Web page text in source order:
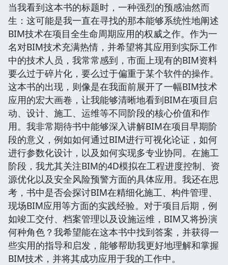
当我看到这本书的标题时，一种强烈的预感油然而
生：这可能是我一直在寻找的那本能够系统性地阐述
BIM技术在项目全生命周期应用的权威之作。作为一
名对BIM技术充满热情，并希望将其应用到实际工作
中的技术人员，我常常感到，市面上现有的BIM资料
要么过于碎片化，要么过于偏重于某个软件的操作。
这本书的出现，则像是在我面前展开了一幅BIM技术
应用的宏大画卷，让我能够清晰地看到BIM在项目启
动、设计、施工、运维等不同阶段的核心价值和作
用。我非常期待书中能够深入讲解BIM在项目早期阶
段的意义，例如如何通过BIM进行可视化论证，如何
进行参数化设计，以及如何实现多专业协同。在施工
阶段，我尤其关注BIM的4D模拟在工程进度控制、资
源优化以及安全风险预警方面的具体应用。我还在思
考，书中是否会探讨BIM在精细化施工、构件管理、
现场BIM应用等方面的实践经验。对于项目后期，例
如竣工交付、档案管理以及设施运维，BIM又将扮演
何种角色？我希望能在这本书中找到答案，并获得一
些实用的指导和启发，能够帮助我更好地理解和掌握
BIM技术，并将其成功应用于我的工作中。